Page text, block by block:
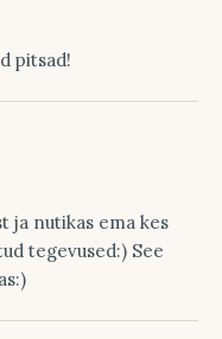
pitsad!
ja nutikas ema kes
tegevused:) See